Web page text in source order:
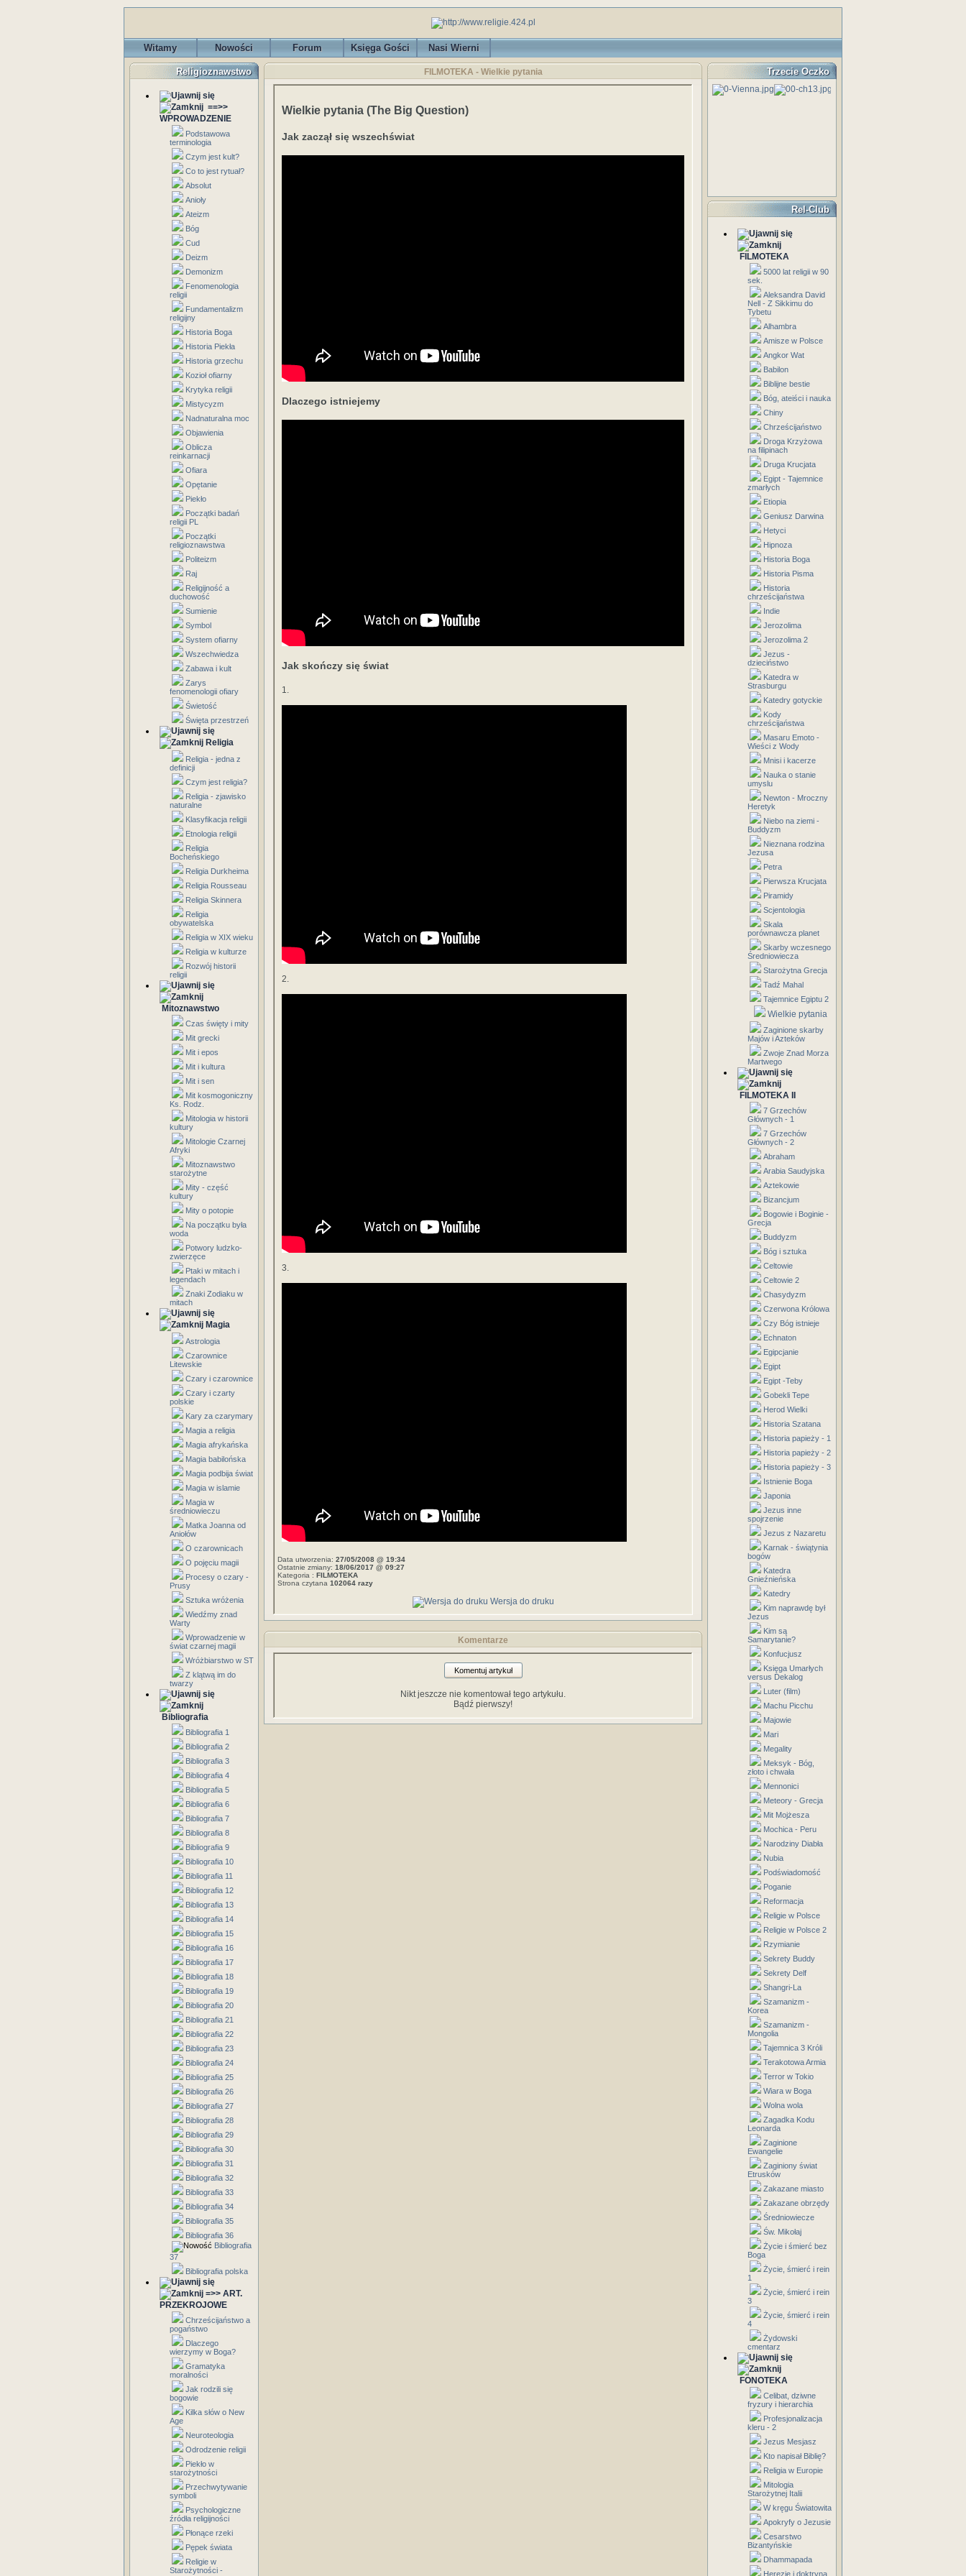
Witamy Nowości Forum Księga Gości Nasi Wierni
Religioznawstwo
==>>
WPROWADZENIE
Podstawowa
terminologia
Czym jest kult?
Co to jest rytuał?
Absolut
Anioły
Ateizm
Bóg
Cud
Deizm
Demonizm
Fenomenologia
religii
Fundamentalizm
religijny
Historia Boga
Historia Piekła
Historia grzechu
Kozioł ofiarny
Krytyka religii
Mistycyzm
Nadnaturalna moc
Objawienia
Oblicza
reinkarnacji
Ofiara
Opętanie
Piekło
Początki badań
religii PL
Początki
religioznawstwa
Politeizm
Raj
Religijność a
duchowość
Sumienie
Symbol
System ofiarny
Wszechwiedza
Zabawa i kult
Zarys
fenomenologii ofiary
Świetość
Święta przestrzeń
Religia
Religia - jedna z
definicji
Czym jest religia?
Religia - zjawisko
naturalne
Klasyfikacja religii
Etnologia religii
Religia
Bocheńskiego
Religia Durkheima
Religia Rousseau
Religia Skinnera
Religia
obywatelska
Religia w XIX wieku
Religia w kulturze
Rozwój historii
religii
Mitoznawstwo
Czas święty i mity
Mit grecki
Mit i epos
Mit i kultura
Mit i sen
Mit kosmogoniczny
Ks. Rodz.
Mitologia w historii
kultury
Mitologie Czarnej
Afryki
Mitoznawstwo
starożytne
Mity - część
kultury
Mity o potopie
Na początku była
woda
Potwory ludzko-
zwierzęce
Ptaki w mitach i
legendach
Znaki Zodiaku w
mitach
Magia
Astrologia
Czarownice
Litewskie
Czary i czarownice
Czary i czarty
polskie
Kary za czarymary
Magia a religia
Magia afrykańska
Magia babilońska
Magia podbija świat
Magia w islamie
Magia w
średniowieczu
Matka Joanna od
Aniołów
O czarownicach
O pojęciu magii
Procesy o czary -
Prusy
Sztuka wróżenia
Wiedźmy znad
Warty
Wprowadzenie w
świat czarnej magii
Wróżbiarstwo w ST
Z klątwą im do
twarzy
Bibliografia
Bibliografia 1
Bibliografia 2
Bibliografia 3
Bibliografia 4
Bibliografia 5
Bibliografia 6
Bibliografia 7
Bibliografia 8
Bibliografia 9
Bibliografia 10
Bibliografia 11
Bibliografia 12
Bibliografia 13
Bibliografia 14
Bibliografia 15
Bibliografia 16
Bibliografia 17
Bibliografia 18
Bibliografia 19
Bibliografia 20
Bibliografia 21
Bibliografia 22
Bibliografia 23
Bibliografia 24
Bibliografia 25
Bibliografia 26
Bibliografia 27
Bibliografia 28
Bibliografia 29
Bibliografia 30
Bibliografia 31
Bibliografia 32
Bibliografia 33
Bibliografia 34
Bibliografia 35
Bibliografia 36
Bibliografia
37
Bibliografia polska
=>> ART.
PRZEKROJOWE
Chrześcijaństwo a
pogaństwo
Dlaczego
wierzymy w Boga?
Gramatyka
moralności
Jak rodzili się
bogowie
Kilka słów o New
Age
Neuroteologia
Odrodzenie religii
Piekło w
starożytności
Przechwytywanie
symboli
Psychologiczne
źródła religijności
Płonące rzeki
Pępek świata
Religie w
Starożytności -
FILMOTEKA - Wielkie pytania
Wielkie pytania (The Big Question)
Jak zaczął się wszechświat
Dlaczego istniejemy
Jak skończy się świat
1.
2.
3.
Data utworzenia: 27/05/2008 @ 19:34
Ostatnie zmiany: 18/06/2017 @ 09:27
Kategoria : FILMOTEKA
Strona czytana 102064 razy
Wersja do druku
Komentarze
Komentuj artykuł
Nikt jeszcze nie komentował tego artykułu.
Bądź pierwszy!
Trzecie Oczko
Rel-Club
FILMOTEKA
5000 lat religii w 90
sek.
Aleksandra David
Nell - Z Sikkimu do
Tybetu
Alhambra
Amisze w Polsce
Angkor Wat
Babilon
Biblijne bestie
Bóg, ateiści i nauka
Chiny
Chrześcijaństwo
Droga Krzyżowa
na filipinach
Druga Krucjata
Egipt - Tajemnice
zmarłych
Etiopia
Geniusz Darwina
Hetyci
Hipnoza
Historia Boga
Historia Pisma
Historia
chrześcijaństwa
Indie
Jerozolima
Jerozolima 2
Jezus -
dzieciństwo
Katedra w
Strasburgu
Katedry gotyckie
Kody
chrześcijaństwa
Masaru Emoto -
Wieści z Wody
Mnisi i kacerze
Nauka o stanie
umyslu
Newton - Mroczny
Heretyk
Niebo na ziemi -
Buddyzm
Nieznana rodzina
Jezusa
Petra
Pierwsza Krucjata
Piramidy
Scjentologia
Skala
porównawcza planet
Skarby wczesnego
Średniowiecza
Starożytna Grecja
Tadź Mahal
Tajemnice Egiptu 2
Wielkie pytania
Zaginione skarby
Majów i Azteków
Zwoje Znad Morza
Martwego
FILMOTEKA II
7 Grzechów
Głównych - 1
7 Grzechów
Głównych - 2
Abraham
Arabia Saudyjska
Aztekowie
Bizancjum
Bogowie i Boginie -
Grecja
Buddyzm
Bóg i sztuka
Celtowie
Celtowie 2
Chasydyzm
Czerwona Królowa
Czy Bóg istnieje
Echnaton
Egipcjanie
Egipt
Egipt -Teby
Gobekli Tepe
Herod Wielki
Historia Szatana
Historia papieży - 1
Historia papieży - 2
Historia papieży - 3
Istnienie Boga
Japonia
Jezus inne
spojrzenie
Jezus z Nazaretu
Karnak - świątynia
bogów
Katedra
Gnieźnieńska
Katedry
Kim naprawdę był
Jezus
Kim są
Samarytanie?
Konfucjusz
Księga Umarłych
versus Dekalog
Luter (film)
Machu Picchu
Majowie
Mari
Megality
Meksyk - Bóg,
złoto i chwała
Mennonici
Meteory - Grecja
Mit Mojżesza
Mochica - Peru
Narodziny Diabła
Nubia
Podświadomość
Poganie
Reformacja
Religie w Polsce
Religie w Polsce 2
Rzymianie
Sekrety Buddy
Sekrety Delf
Shangri-La
Szamanizm -
Korea
Szamanizm -
Mongolia
Tajemnica 3 Króli
Terakotowa Armia
Terror w Tokio
Wiara w Boga
Wolna wola
Zagadka Kodu
Leonarda
Zaginione
Ewangelie
Zaginiony świat
Etrusków
Zakazane miasto
Zakazane obrzędy
Średniowiecze
Św. Mikołaj
Życie i śmierć bez
Boga
Życie, śmierć i rein
1
Życie, śmierć i rein
3
Życie, śmierć i rein
4
Żydowski
cmentarz
FONOTEKA
Celibat, dziwne
fryzury i hierarchia
Profesjonalizacja
kleru - 2
Jezus Mesjasz
Kto napisał Biblię?
Religia w Europie
Mitologia
Starożytnej Italii
W kręgu Światowita
Apokryfy o Jezusie
Cesarstwo
Bizantyńskie
Dhammapada
Herezje i doktryna